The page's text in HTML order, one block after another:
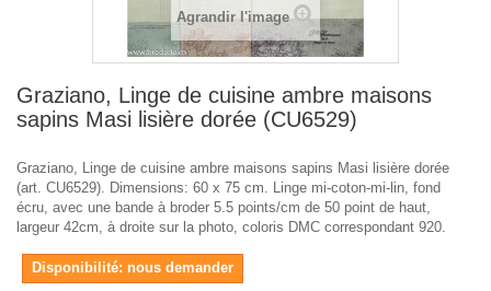
Agrandir l'image
Graziano, Linge de cuisine ambre maisons
sapins Masi lisière dorée (CU6529)
Graziano, Linge de cuisine ambre maisons sapins Masi lisière dorée
(art. CU6529). Dimensions: 60 x 75 cm. Linge mi-coton-mi-lin, fond
écru, avec une bande à broder 5.5 points/cm de 50 point de haut,
largeur 42cm, à droite sur la photo, coloris DMC correspondant 920.
Disponibilité: nous demander